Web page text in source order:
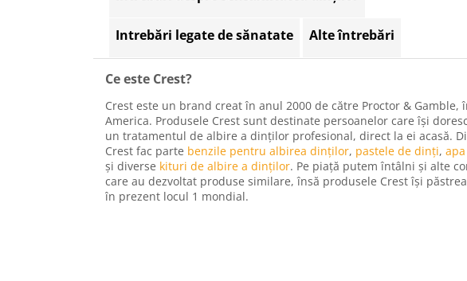
Intrebări legate de sănatate Alte întrebări
Ce este Crest?
Crest este un brand creat în anul 2000 de către Proctor & Gamble,
America. Produsele Crest sunt destinate persoanelor care își doresc
un tratamentul de albire a dinților profesional, direct la ei acasă.
Crest fac parte benzile pentru albirea dinților, pastele de dinți,
și diverse kituri de albire a dinților. Pe piață putem întâlni și alte
care au dezvoltat produse similare, însă produsele Crest își
în prezent locul 1 mondial.